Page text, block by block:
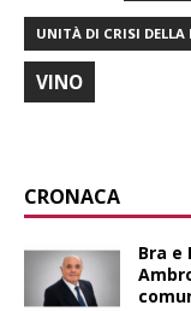
UNITÀ DI CRISI DELLA
VINO
CRONACA
Bra e